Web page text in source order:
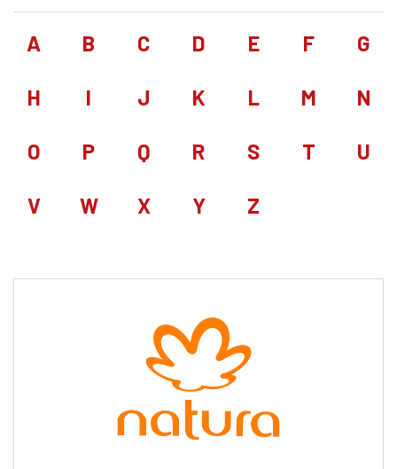
A B C D E F G
H I J K L M N
O P Q R S T U
V W X Y Z